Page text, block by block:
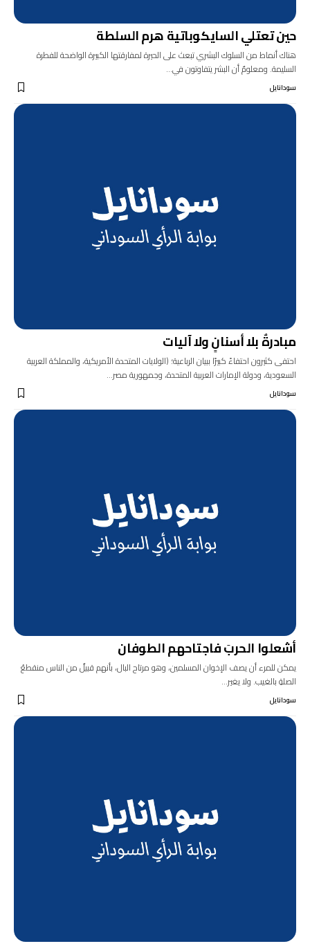
حين تعتلي السايكوباتية هرم السلطة
هناك أنماط من السلوك البشري تبعث على الحيرة لمفارقتها الكبيرة الواضحة للفطرة
السليمة. ومعلومٌ أن البشر يتفاوتون في…
سودانايل
مبادرةٌ بلا أسنانٍ ولا آليات
احتفى كثيرون احتفاءً كبيرًا ببيان الرباعية؛ (الولايات المتحدة الأمريكية، والمملكة العربية
السعودية، ودولة الإمارات العربية المتحدة، وجمهورية مصر…
سودانايل
أشعلوا الحربَ فاجتاحهم الطوفان
يمكن للمرء أن يصف الإخوان المسلمين، وهو مرتاح البال، بأنهم قبيلٌ من الناس منقطعُ
الصلةِ بالغيب. ولا يغير…
سودانايل